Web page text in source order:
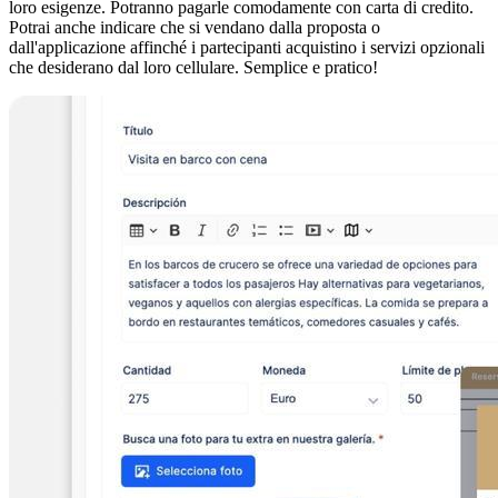
loro esigenze. Potranno pagarle comodamente con carta di credito.
Potrai anche indicare che si vendano dalla proposta o
dall'applicazione affinché i partecipanti acquistino i servizi opzionali
che desiderano dal loro cellulare. Semplice e pratico!